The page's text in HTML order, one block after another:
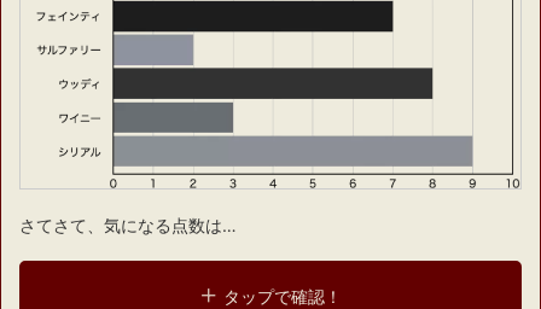
さてさて、気になる点数は…
タップで確認！